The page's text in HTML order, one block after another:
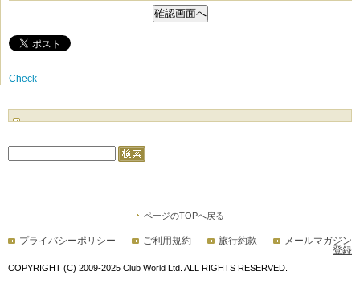
Check
ページのTOPへ戻る
プライバシーポリシー ご利用規約 旅行約款
メールマガジン
登録
COPYRIGHT (C) 2009-2025 Club World Ltd. ALL RIGHTS RESERVED.